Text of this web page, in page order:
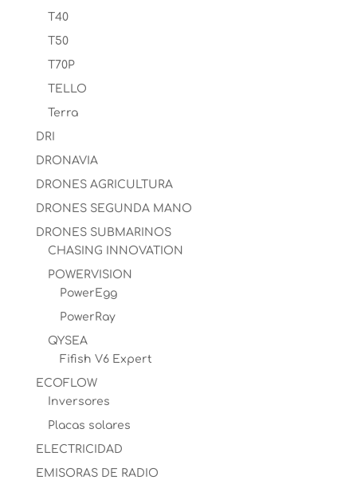
T40
T50
T70P
TELLO
Terra
DRI
DRONAVIA
DRONES AGRICULTURA
DRONES SEGUNDA MANO
DRONES SUBMARINOS
CHASING INNOVATION
POWERVISION
PowerEgg
PowerRay
QYSEA
Fifish V6 Expert
ECOFLOW
Inversores
Placas solares
ELECTRICIDAD
EMISORAS DE RADIO